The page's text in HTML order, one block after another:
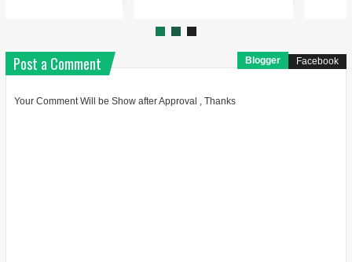
Post a Comment Blogger Facebook
Your Comment Will be Show after Approval , Thanks